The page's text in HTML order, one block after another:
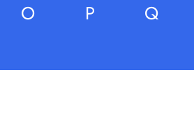
O P Q